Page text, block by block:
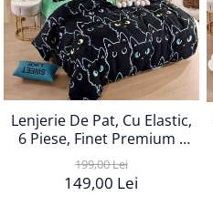
Lenjerie De Pat, Cu Elastic,
6 Piese, Finet Premium -
LPBF6PE34
199,00 Lei
149,00 Lei